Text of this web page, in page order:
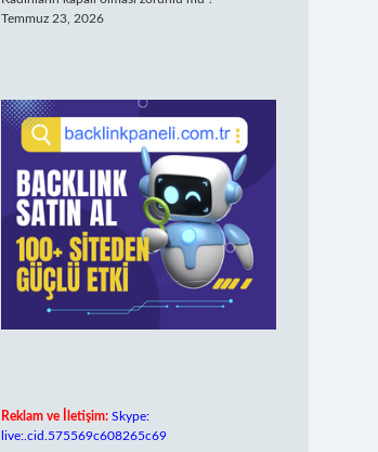
Temmuz 23, 2026
Reklam ve İletişim: Skype:
live:.cid.575569c608265c69